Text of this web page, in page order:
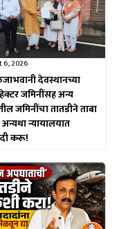
6, 2026
देवस्थानच्या
जमिनींसह अन्य
जमिनींचा तातडीने ताबा
अन्यथा न्यायालयात
करू!